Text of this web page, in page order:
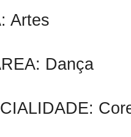
Artes
Dança